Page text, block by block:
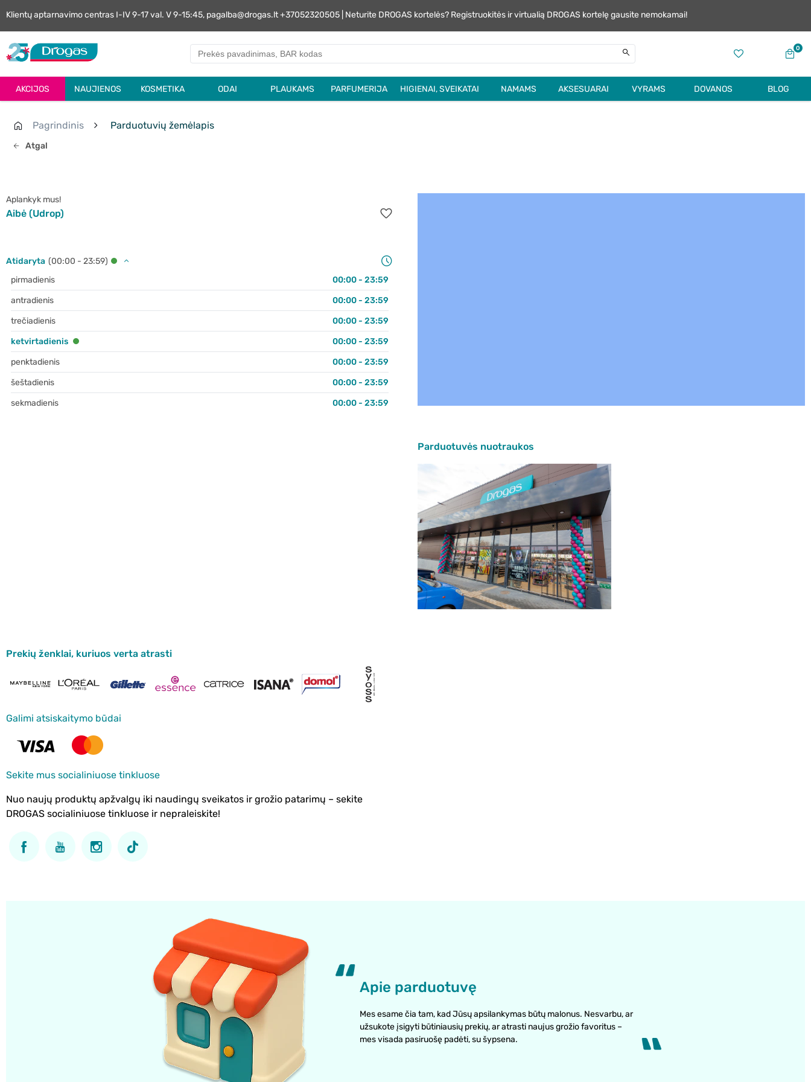
Klientų aptarnavimo centras I-IV 9-17 val. V 9-15:45, pagalba@drogas.lt +37052320505 | Neturite DROGAS kortelės? Registruokitės ir virtualią DROGAS kortelę gausite nemokamai!
0
AKCIJOS NAUJIENOS KOSMETIKA ODAI PLAUKAMS PARFUMERIJA HIGIENAI, SVEIKATAI NAMAMS AKSESUARAI VYRAMS DOVANOS BLOG
Atgal
Pagrindinis Parduotuvių žemėlapis
Aplankyk mus!
Aibė (Udrop)
Atidaryta (00:00 - 23:59)
pirmadienis
00:00 - 23:59
antradienis
00:00 - 23:59
trečiadienis
00:00 - 23:59
ketvirtadienis
00:00 - 23:59
penktadienis
00:00 - 23:59
šeštadienis
00:00 - 23:59
sekmadienis
00:00 - 23:59
Parduotuvės nuotraukos
Prekių ženklai, kuriuos verta atrasti
Galimi atsiskaitymo būdai
Sekite mus socialiniuose tinkluose
Nuo naujų produktų apžvalgų iki naudingų sveikatos ir grožio patarimų – sekite
DROGAS socialiniuose tinkluose ir nepraleiskite!
Apie parduotuvę
Mes esame čia tam, kad Jūsų apsilankymas būtų malonus. Nesvarbu, ar
užsukote įsigyti būtiniausių prekių, ar atrasti naujus grožio favoritus –
mes visada pasiruošę padėti, su šypsena.